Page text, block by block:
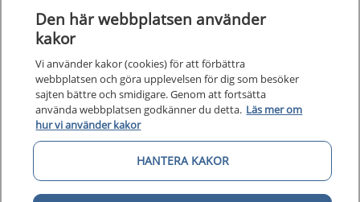
Till startsidan för 1177 för
för vårdpersonal
1177 för vårdpersonal samlar information
och nationella kunskapsstöd och är en del av
Nationellt system för kunskapsstyrning
Den här webbplatsen använder
kakor
Vi använder kakor (cookies) för att förbättra
webbplatsen och göra upplevelsen för dig som besöker
sajten bättre och smidigare. Genom att fortsätta
använda webbplatsen godkänner du detta. Läs mer om
hur vi använder kakor
HANTERA KAKOR